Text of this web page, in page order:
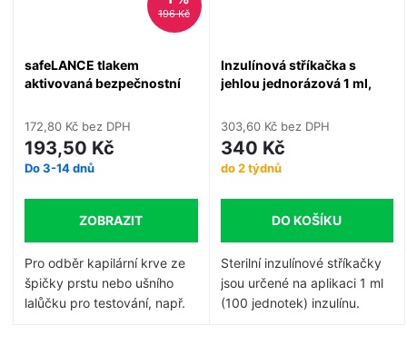
196 Kč
safeLANCE tlakem
aktivovaná bezpečnostní
172,80 Kč bez DPH
193,50 Kč
Do 3-14 dnů
ZOBRAZIT
Pro odběr kapilární krve ze
špičky prstu nebo ušního
lalůčku pro testování, např.
Inzulínová stříkačka s
jehlou jednorázová 1 ml,
1/2", 100 ks
303,60 Kč bez DPH
340 Kč
do 2 týdnů
DO KOŠÍKU
Sterilní inzulínové stříkačky
jsou určené na aplikaci 1 ml
(100 jednotek) inzulínu.